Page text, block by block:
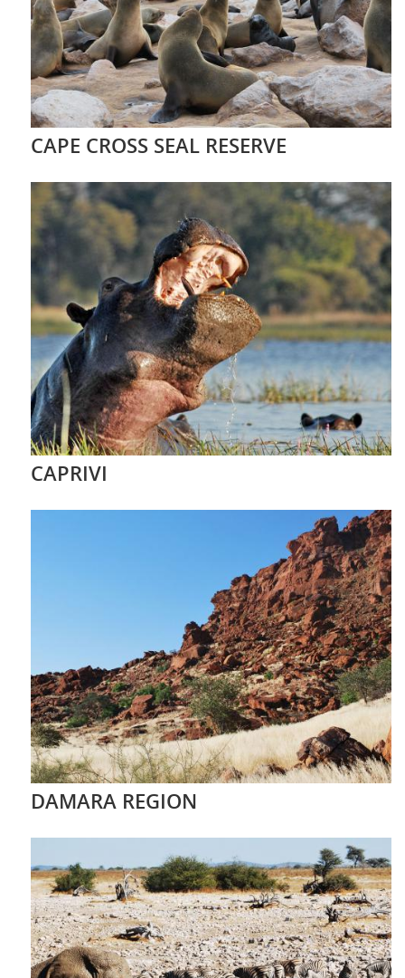
CAPE CROSS SEAL RESERVE
CAPRIVI
DAMARA REGION